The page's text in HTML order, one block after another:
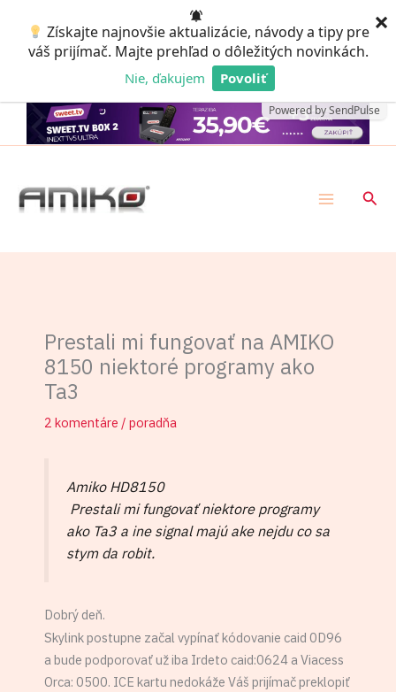
Získajte najnovšie aktualizácie, návody a tipy pre
váš prijímač. Majte prehľad o dôležitých novinkách.
Nie, ďakujem Povoliť
Powered by SendPulse
×
obsah
Prestali mi fungovať na AMIKO
8150 niektoré programy ako
Ta3
2 komentáre / poradňa
Amiko HD8150
Prestali mi fungovať niektore programy
ako Ta3 a ine signal majú ake nejdu co sa
stym da robit.
Dobrý deň.
Skylink postupne začal vypínať kódovanie caid 0D96
a bude podporovať už iba Irdeto caid:0624 a Viacess
Orca: 0500. ICE kartu nedokáže Váš prijímač preklopiť